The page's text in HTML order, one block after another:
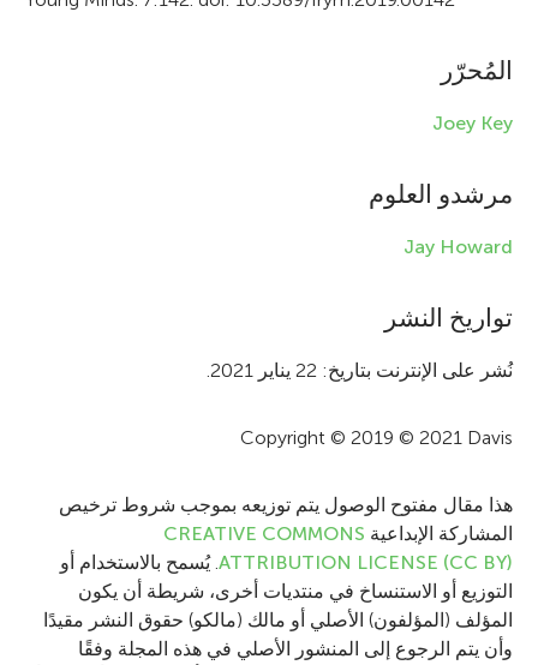
i
n
o
r
a
t
n
المُحرّر
Joey Key
مرشدو العلوم
Jay Howard
تواريخ النشر
نُشر على الإنترنت بتاريخ: 22 يناير 2021.
Copyright © 2019 © 2021 Davis
هذا مقال مفتوح الوصول يتم توزيعه بموجب شروط ترخيص
المشاركة الإبداعية CREATIVE COMMONS
ATTRIBUTION LICENSE (CC BY). يُسمح بالاستخدام أو
التوزيع أو الاستنساخ في منتديات أخرى، شريطة أن يكون
المؤلف (المؤلفون) الأصلي أو مالك (مالكو) حقوق النشر مقيدًا
وأن يتم الرجوع إلى المنشور الأصلي في هذه المجلة وفقًا